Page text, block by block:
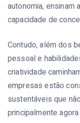
autonomia,
capacidade de
Contudo, além dos
pessoal e
criatividade
empresas estão
sustentáveis que
principalmente